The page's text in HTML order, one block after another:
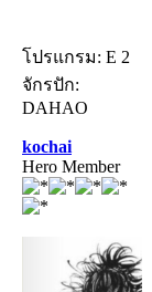
โปรแกรม: E 2
จักรปัก:
DAHAO
kochai
Hero Member